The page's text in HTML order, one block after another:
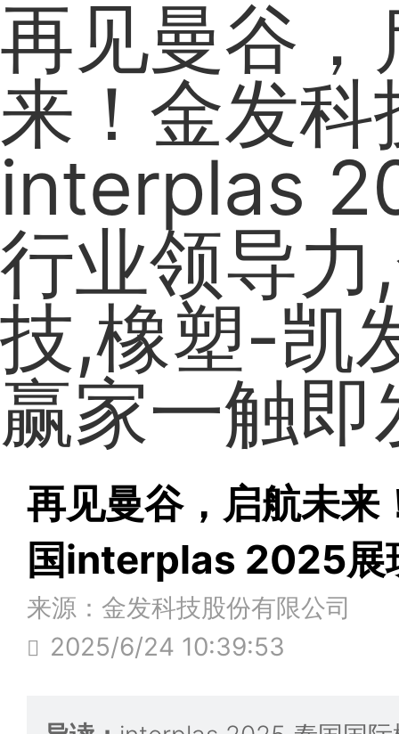
再见曼谷，
来！金发科
interplas
行业领导力
技,橡塑-凯
赢家一触即
再见曼谷，启航未来
国interplas 2025展
来源：金发科技股份有限公司
2025/6/24 10:39:53